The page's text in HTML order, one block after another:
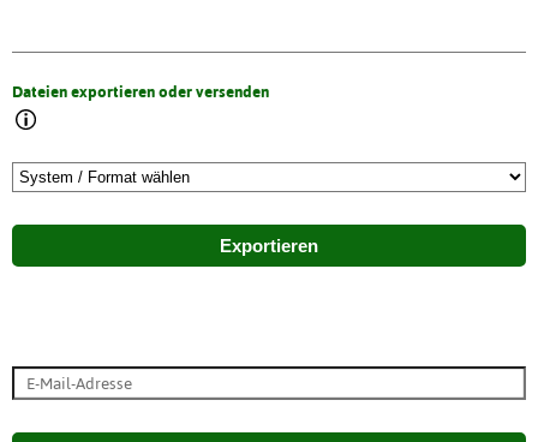
Dateien exportieren oder versenden
Exportieren